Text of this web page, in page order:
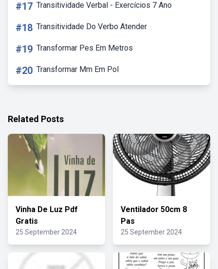
#17 Transitividade Verbal - Exercícios 7 Ano
#18 Transitividade Do Verbo Atender
#19 Transformar Pes Em Metros
#20 Transformar Mm Em Pol
Related Posts
Vinha De Luz Pdf
Gratis
25 September 2024
Ventilador 50cm 8
Pas
25 September 2024